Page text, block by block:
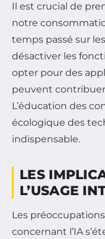
Il est crucial de
notre
temps passé sur
désactiver les
opter pour des
peuvent
L’éducation des
écologique des
indispensable.
LES
L’USAGE
Les
concernant l’IA